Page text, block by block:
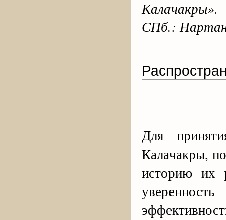
Калачакры».
СПб.:
Для
Калачакры,
историю их